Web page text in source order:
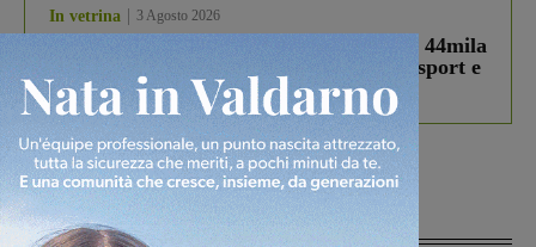
In vetrina 3 Agosto 2026
Estra Notizie agosto: Smart Cities, oltre 44mila
studenti coinvolti, torna il bando per lo sport e
debutta il podcast Estrair
Più lette